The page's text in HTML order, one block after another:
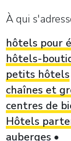
À qui
hôtels pour
hôtels-
petits hôtels
chaînes et
centres de
Hôtels
auberges